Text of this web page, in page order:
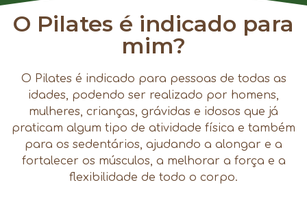
O Pilates é indicado para
mim?
O Pilates é indicado para pessoas de todas as
idades, podendo ser realizado por homens,
mulheres, crianças, grávidas e idosos que já
praticam algum tipo de atividade física e também
para os sedentários, ajudando a alongar e a
fortalecer os músculos, a melhorar a força e a
flexibilidade de todo o corpo.